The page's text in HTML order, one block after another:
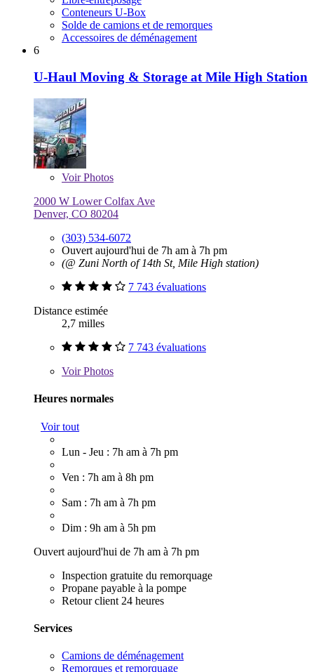
Conteneurs U-Box
Solde de camions et de remorques
Accessoires de déménagement
6
U-Haul Moving & Storage at Mile High Station
VoirPhotos
2000 W Lower Colfax Ave
Denver, CO 80204
(303) 534-6072
Ouvert aujourd'hui de 7h am à 7h pm
(@ Zuni North of 14th St, Mile High station)
7 743 évaluations
Distance estimée
2,7 milles
7 743 évaluations
VoirPhotos
Heures normales
Voir tout
Lun - Jeu : 7h am à 7h pm
Ven : 7h am à 8h pm
Sam : 7h am à 7h pm
Dim : 9h am à 5h pm
Ouvert aujourd'hui de 7h am à 7h pm
Inspection gratuite du remorquage
Propane payable à la pompe
Retour client 24 heures
Services
Camions de déménagement
Remorques et remorquage